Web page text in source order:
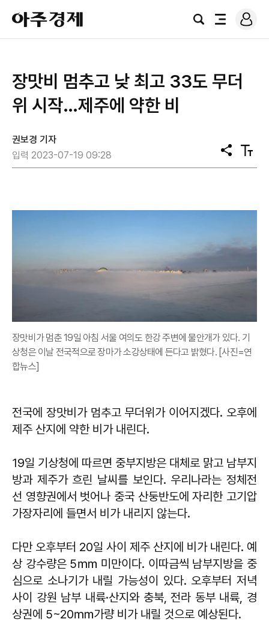
아
주
경
검
전
로
그
장맛비 멈추고 낮 최고 33도 무더
위 시작…제주에 약한 비
권보경 기자
입력 2023-07-19 09:28
공
유
텍
스
장맛비가 멈춘 19일 아침 서울 여의도 한강 주변에 물안개가 있다. 기
상청은 이날 전국적으로 장마가 소강상태에 든다고 밝혔다. [사진=연
합뉴스]
전국에 장맛비가 멈추고 무더위가 이어지겠다. 오후에
제주 산지에 약한 비가 내린다.
19일 기상청에 따르면 중부지방은 대체로 맑고 남부지
방과 제주가 흐린 날씨를 보인다. 우리나라는 정체전
선 영향권에서 벗어나 중국 산둥반도에 자리한 고기압
가장자리에 들면서 비가 내리지 않는다.
다만 오후부터 20일 사이 제주 산지에 비가 내린다. 예
상 강수량은 5㎜ 미만이다. 이따금씩 남부지방을 중
심으로 소나기가 내릴 가능성이 있다. 오후부터 저녁
사이 강원 남부 내륙·산지와 충북, 전라 동부 내륙, 경
상권에 5~20㎜가량 비가 내릴 것으로 예상된다.